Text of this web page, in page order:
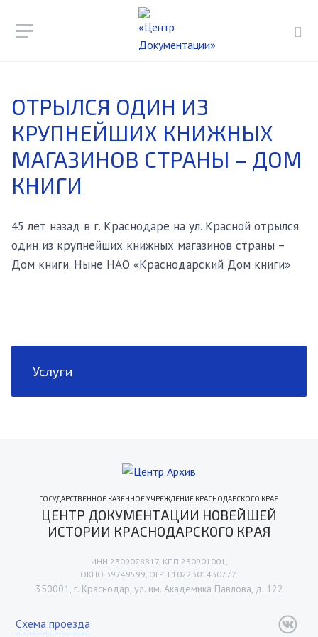
ОТРЫЛСЯ ОДИН ИЗ
КРУПНЕЙШИХ КНИЖНЫХ
МАГАЗИНОВ СТРАНЫ – ДОМ
КНИГИ
45 лет назад в г. Краснодаре на ул. Красной отрылся
один из крупнейших книжных магазинов страны –
Дом книги. Ныне НАО «Краснодарский Дом книги»
Услуги
ГОСУДАРСТВЕННОЕ КАЗЕННОЕ УЧРЕЖДЕНИЕ КРАСНОДАРСКОГО КРАЯ
ЦЕНТР ДОКУМЕНТАЦИИ НОВЕЙШЕЙ
ИСТОРИИ КРАСНОДАРСКОГО КРАЯ
ИНН 2309078817, КПП 230901001,
ОКПО 39749599, ОГРН 1022301430777.
350001, г. Краснодар, ул. им. Академика Павлова, д. 122
Схема проезда